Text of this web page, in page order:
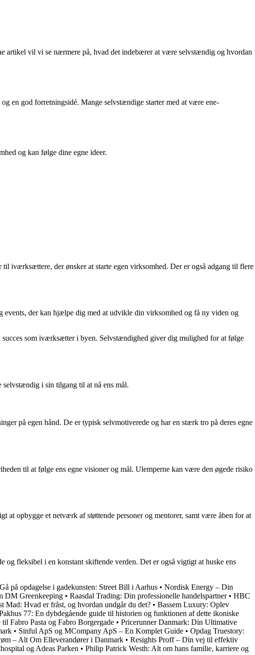
artikel vil vi se nærmere på, hvad det indebærer at være selvstændig og hvordan
en god forretningsidé. Mange selvstændige starter med at være ene-
og kan følge dine egne ideer.
iværksættere, der ønsker at starte egen virksomhed. Der er også adgang til flere
der kan hjælpe dig med at udvikle din virksomhed og få ny viden og
som iværksætter i byen. Selvstændighed giver dig mulighed for at følge
i sin tilgang til at nå ens mål.
på egen hånd. De er typisk selvmotiverede og har en stærk tro på deres egne
til at følge ens egne visioner og mål. Ulemperne kan være den øgede risiko
opbygge et netværk af støttende personer og mentorer, samt være åben for at
fleksibel i en konstant skiftende verden. Det er også vigtigt at huske ens
Gå på opdagelse i gadekunsten: Street Bill i Aarhus • Nordisk Energy – Din
DM Greenkeeping • Raasdal Trading: Din professionelle handelspartner• HBC
Mad: Hvad er fråst, og hvordan undgår du det? • Bassem Luxury: Oplev
77: En dybdegående guide til historien og funktionen af dette ikoniske
Fabro Pasta og Fabro Borgergade • Pricerunner Danmark: Din Ultimative
• Sinful ApS og MCompany ApS – En Komplet Guide • Opdag Truestory:
– Alt Om Elleverandører i Danmark • Resights Proff – Din vej til effektiv
og Adeas Parken • Philip Patrick Westh: Alt om hans familie, karriere og